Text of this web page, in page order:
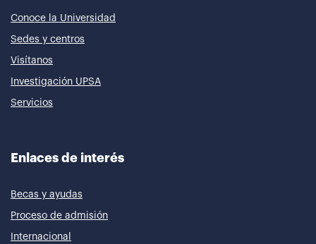
Conoce la Universidad
Sedes y centros
Visítanos
Investigación UPSA
Servicios
Enlaces de interés
Becas y ayudas
Proceso de admisión
Internacional